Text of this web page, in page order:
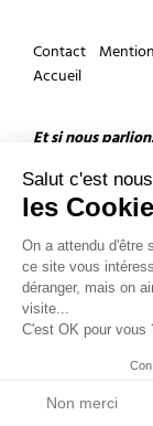
Salut c'est
les
On a attendu d'être
ce site vous
déranger, mais on
visite...
C'est OK pour vous
Non merci
Contact
Accueil
Et si nous
Copyright 2026 by